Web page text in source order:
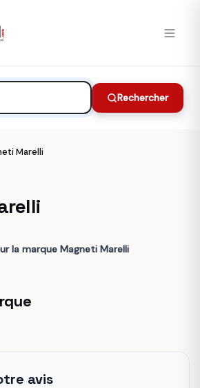
Rechercher
Marelli
la marque Magneti Marelli
avis